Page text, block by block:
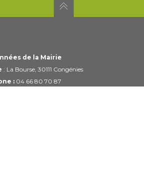
de la Mairie
: La Bourse, 30111 Congénies
:04 66 80 70 87